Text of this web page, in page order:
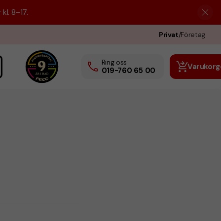
8–17.
Privat/Företag
Ring oss
019-760 65 00